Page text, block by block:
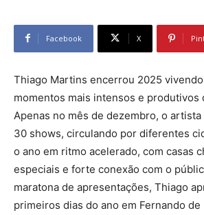
Facebook X
Thiago Martins encerrou 2025
momentos mais intensos e produtivos
Apenas no mês de dezembro, o
30 shows, circulando por diferentes
o ano em ritmo acelerado, com casas
especiais e forte conexão com o
maratona de apresentações, Thiago
primeiros dias do ano em Fernando de